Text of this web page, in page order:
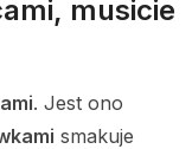
musicie
. Jest ono
smakuje